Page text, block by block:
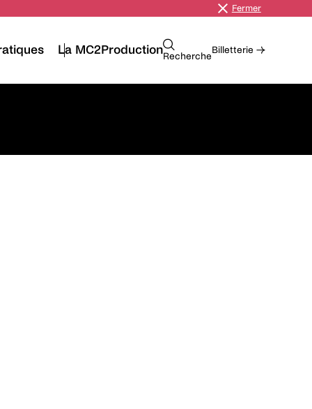
Fermer
La MC2ProductionRecherche
Billetterie →